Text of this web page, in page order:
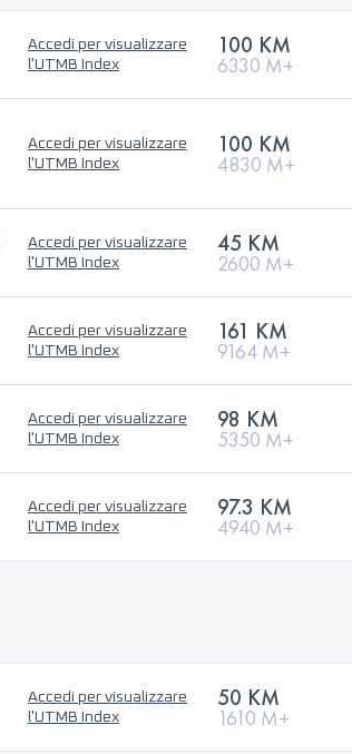
Accedi per visualizzare
l'UTMB Index
100 KM
6330 M+
Accedi per visualizzare
l'UTMB Index
100 KM
4830 M+
Accedi per visualizzare
l'UTMB Index
45 KM
2600 M+
Accedi per visualizzare
l'UTMB Index
161 KM
9164 M+
Accedi per visualizzare
l'UTMB Index
98 KM
5350 M+
Accedi per visualizzare
l'UTMB Index
97.3 KM
4940 M+
Accedi per visualizzare
l'UTMB Index
50 KM
1610 M+